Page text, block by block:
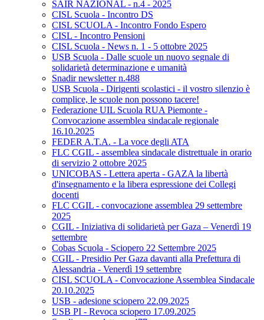
SAIR NAZIONAL - n.4 - 2025
CISL Scuola - Incontro DS
CISL SCUOLA - Incontro Fondo Espero
CISL - Incontro Pensioni
CISL Scuola - News n. 1 - 5 ottobre 2025
USB Scuola - Dalle scuole un nuovo segnale di
solidarietà determinazione e umanità
Snadir newsletter n.488
USB Scuola - Dirigenti scolastici - il vostro silenzio è
complice, le scuole non possono tacere!
Federazione UIL Scuola RUA Piemonte -
Convocazione assemblea sindacale regionale
16.10.2025
FEDER A.T.A. - La voce degli ATA
FLC CGIL - assemblea sindacale distrettuale in orario
di servizio 2 ottobre 2025
UNICOBAS - Lettera aperta - GAZA la libertà
d'insegnamento e la libera espressione dei Collegi
docenti
FLC CGIL - convocazione assemblea 29 settembre
2025
CGIL - Iniziativa di solidarietà per Gaza – Venerdì 19
settembre
Cobas Scuola - Sciopero 22 Settembre 2025
CGIL - Presidio Per Gaza davanti alla Prefettura di
Alessandria - Venerdì 19 settembre
CISL SCUOLA - Convocazione Assemblea Sindacale
20.10.2025
USB - adesione sciopero 22.09.2025
USB PI - Revoca sciopero 17.09.2025